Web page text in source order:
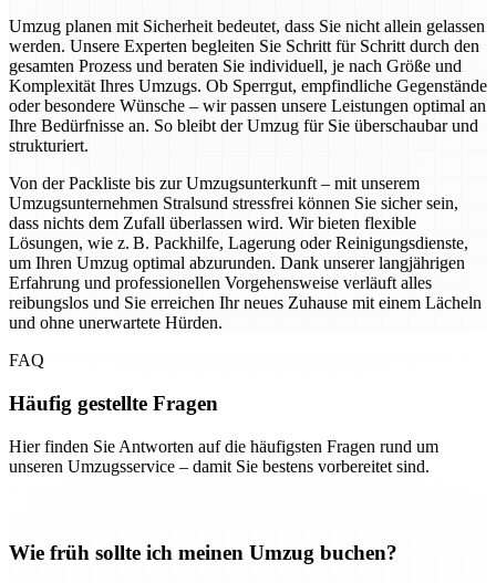
Umzug planen mit Sicherheit bedeutet, dass Sie nicht allein gelassen
werden. Unsere Experten begleiten Sie Schritt für Schritt durch den
gesamten Prozess und beraten Sie individuell, je nach Größe und
Komplexität Ihres Umzugs. Ob Sperrgut, empfindliche Gegenstände
oder besondere Wünsche – wir passen unsere Leistungen optimal an
Ihre Bedürfnisse an. So bleibt der Umzug für Sie überschaubar und
strukturiert.
Von der Packliste bis zur Umzugsunterkunft – mit unserem
Umzugsunternehmen Stralsund stressfrei können Sie sicher sein,
dass nichts dem Zufall überlassen wird. Wir bieten flexible
Lösungen, wie z. B. Packhilfe, Lagerung oder Reinigungsdienste,
um Ihren Umzug optimal abzurunden. Dank unserer langjährigen
Erfahrung und professionellen Vorgehensweise verläuft alles
reibungslos und Sie erreichen Ihr neues Zuhause mit einem Lächeln
und ohne unerwartete Hürden.
FAQ
Häufig gestellte Fragen
Hier finden Sie Antworten auf die häufigsten Fragen rund um
unseren Umzugsservice – damit Sie bestens vorbereitet sind.
Wie früh sollte ich meinen Umzug buchen?